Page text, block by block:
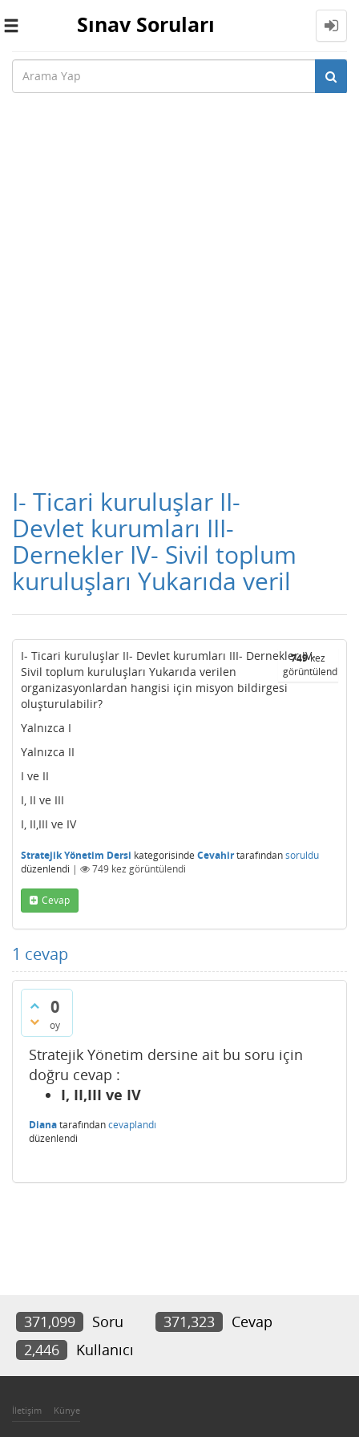
Toggle
Sınav Soruları
I- Ticari kuruluşlar II-
Devlet kurumları III-
Dernekler IV- Sivil toplum
kuruluşları Yukarıda veril
749kez
görüntülendi
I- Ticari kuruluşlar II- Devlet kurumları III- Dernekler IV-
Sivil toplum kuruluşları Yukarıda verilen
organizasyonlardan hangisi için misyon bildirgesi
oluşturulabilir?
Yalnızca I
Yalnızca II
I ve II
I, II ve III
I, II,III ve IV
Stratejik Yönetim Dersi kategorisinde Cevahirtarafındansoruldu
düzenlendi | 749 kez görüntülendi
Cevap
1 cevap
0
oy
Stratejik Yönetim dersine ait bu soru için
doğru cevap :
I, II,III ve IV
Dianatarafındancevaplandı
düzenlendi
371,099 Soru 371,323
Cevap
2,446
Kullanıcı
İletişim Künye